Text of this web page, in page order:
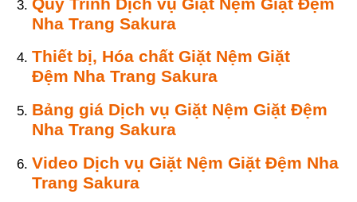
Nha Trang Sakura
Thiết bị, Hóa chất Giặt Nệm Giặt
Đệm Nha Trang Sakura
Bảng giá Dịch vụ Giặt Nệm Giặt Đệm
Nha Trang Sakura
Video Dịch vụGiặt Nệm Giặt Đệm Nha
Trang Sakura